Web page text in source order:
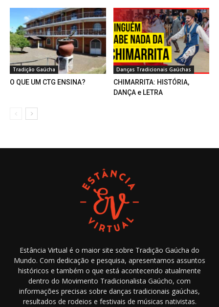
Tradição Gaúcha
O QUE UM CTG ENSINA?
Danças Tradicionais Gaúchas
CHIMARRITA: HISTÓRIA,
DANÇA e LETRA
Estância Virtual é o maior site sobre Tradição Gaúcha do
Mundo. Com dedicação e pesquisa, apresentamos assuntos
históricos e também o que está acontecendo atualmente
dentro do Movimento Tradicionalista Gaúcho, com
informações precisas sobre danças tradicionais gaúchas,
resultados de rodeios e festivais de músicas nativistas.